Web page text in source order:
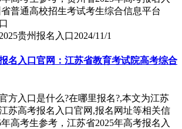
普通高校招生考试考生综合信息平台
2025贵州报名入口2024/11/1
名入口官网：江苏省教育考试院高考综合
方入口是什么?在哪里报名?,本文为江苏
苏高考报名入口官网,报名网址等相关信
高考生参考，江苏省2025年高考报名入